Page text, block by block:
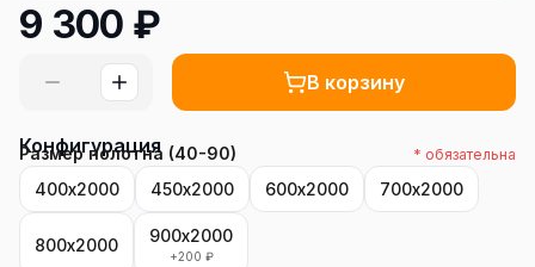
9 300 ₽
В корзину
Конфигурация
Размер полотна (40-90) * обязательна
400х2000 450х2000 600х2000 700х2000
800х2000 900х2000
+200 ₽